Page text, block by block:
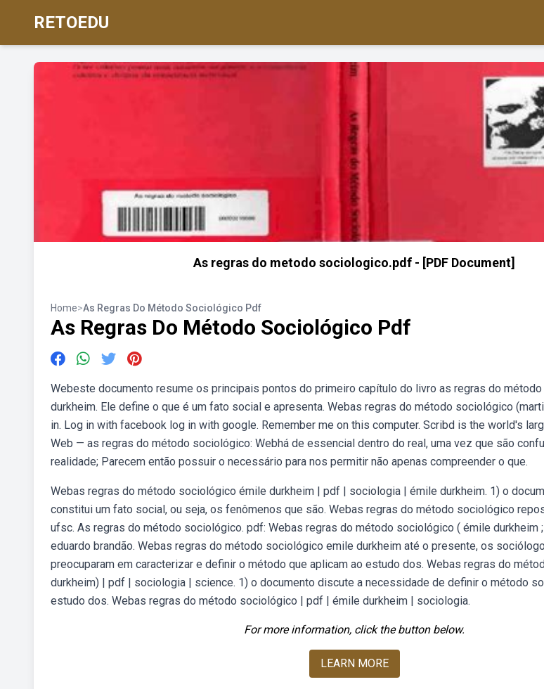
RETOEDU
As regras do metodo sociologico.pdf - [PDF Document]
Home>As Regras Do Método Sociológico Pdf
As Regras Do Método Sociológico Pdf
Webeste documento resume os principais pontos do primeiro capítulo do livro as regras do
durkheim. Ele define o que é um fato social e apresenta. Webas regras do método sociológico
in. Log in with facebook log in with google. Remember me on this computer. Scribd is the world's
Web — as regras do método sociológico: Webhá de essencial dentro do real, uma vez que são
realidade; Parecem então possuir o necessário para nos permitir não apenas compreender o que.
Webas regras do método sociológico émile durkheim | pdf | sociologia | émile durkheim. 1) o
constitui um fato social, ou seja, os fenômenos que são. Webas regras do método sociológico
ufsc. As regras do método sociológico. pdf: Webas regras do método sociológico ( émile durkheim
eduardo brandão. Webas regras do método sociológico emile durkheim até o presente, os
preocuparam em caracterizar e definir o método que aplicam ao estudo dos. Webas regras do
durkheim) | pdf | sociologia | science. 1) o documento discute a necessidade de definir o método
estudo dos. Webas regras do método sociológico | pdf | émile durkheim | sociologia.
For more information, click the button below.
LEARN MORE